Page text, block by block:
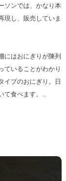
ソンでは、かなり本
現し、販売していま
にはおにぎりが陳列
ていることがわかり
イプのおにぎり。日
て食べます。…